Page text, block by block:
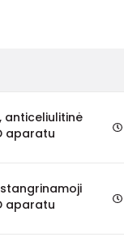
anticeliulitinė
aparatu
aparatu